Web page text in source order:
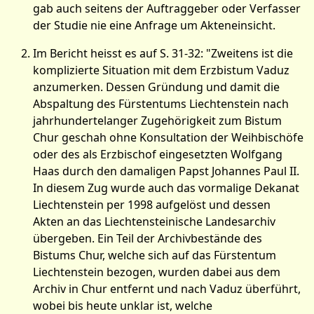
gab auch seitens der Auftraggeber oder Verfasser
der Studie nie eine Anfrage um Akteneinsicht.
Im Bericht heisst es auf S. 31-32: "Zweitens ist die
komplizierte Situation mit dem Erzbistum Vaduz
anzumerken. Dessen Gründung und damit die
Abspaltung des Fürstentums Liechtenstein nach
jahrhundertelanger Zugehörigkeit zum Bistum
Chur geschah ohne Konsultation der Weihbischöfe
oder des als Erzbischof eingesetzten Wolfgang
Haas durch den damaligen Papst Johannes Paul II.
In diesem Zug wurde auch das vormalige Dekanat
Liechtenstein per 1998 aufgelöst und dessen
Akten an das Liechtensteinische Landesarchiv
übergeben. Ein Teil der Archivbestände des
Bistums Chur, welche sich auf das Fürstentum
Liechtenstein bezogen, wurden dabei aus dem
Archiv in Chur entfernt und nach Vaduz überführt,
wobei bis heute unklar ist, welche